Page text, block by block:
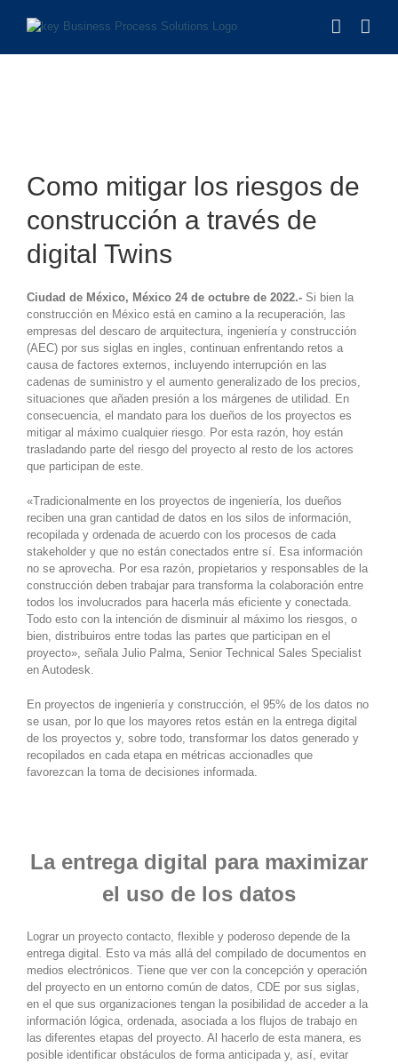
más
Como mitigar los riesgos de
construcción a través de
digital Twins
Ciudad de México, México 24 de octubre de 2022.- Si bien la
construcción en México está en camino a la recuperación, las
empresas del descaro de arquitectura, ingeniería y construcción
(AEC) por sus siglas en ingles, continuan enfrentando retos a
causa de factores externos, incluyendo interrupción en las
cadenas de suministro y el aumento generalizado de los precios,
situaciones que añaden presión a los márgenes de utilidad. En
consecuencia, el mandato para los dueños de los proyectos es
mitigar al máximo cualquier riesgo. Por esta razón, hoy están
trasladando parte del riesgo del proyecto al resto de los actores
que participan de este.
«Tradicionalmente en los proyectos de ingeniería, los dueños
reciben una gran cantidad de datos en los silos de información,
recopilada y ordenada de acuerdo con los procesos de cada
stakeholder y que no están conectados entre sí. Esa información
no se aprovecha. Por esa razón, propietarios y responsables de la
construcción deben trabajar para transforma la colaboración entre
todos los involucrados para hacerla más eficiente y conectada.
Todo esto con la intención de disminuir al máximo los riesgos, o
bien, distribuiros entre todas las partes que participan en el
proyecto», señala Julio Palma, Senior Technical Sales Specialist
en Autodesk.
En proyectos de ingeniería y construcción, el 95% de los datos no
se usan, por lo que los mayores retos están en la entrega digital
de los proyectos y, sobre todo, transformar los datos generado y
recopilados en cada etapa en métricas accionadles que
favorezcan la toma de decisiones informada.
La entrega digital para maximizar
el uso de los datos
Lograr un proyecto contacto, flexible y poderoso depende de la
entrega digital. Esto va más allá del compilado de documentos en
medios electrónicos. Tiene que ver con la concepción y operación
del proyecto en un entorno común de datos, CDE por sus siglas,
en el que sus organizaciones tengan la posibilidad de acceder a la
información lógica, ordenada, asociada a los flujos de trabajo en
las diferentes etapas del proyecto. Al hacerlo de esta manera, es
posible identificar obstáculos de forma anticipada y, así, evitar